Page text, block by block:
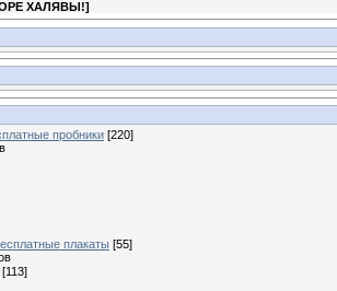
ХАЛЯВЫ!]
пробники [220]
плакаты [55]
[113]